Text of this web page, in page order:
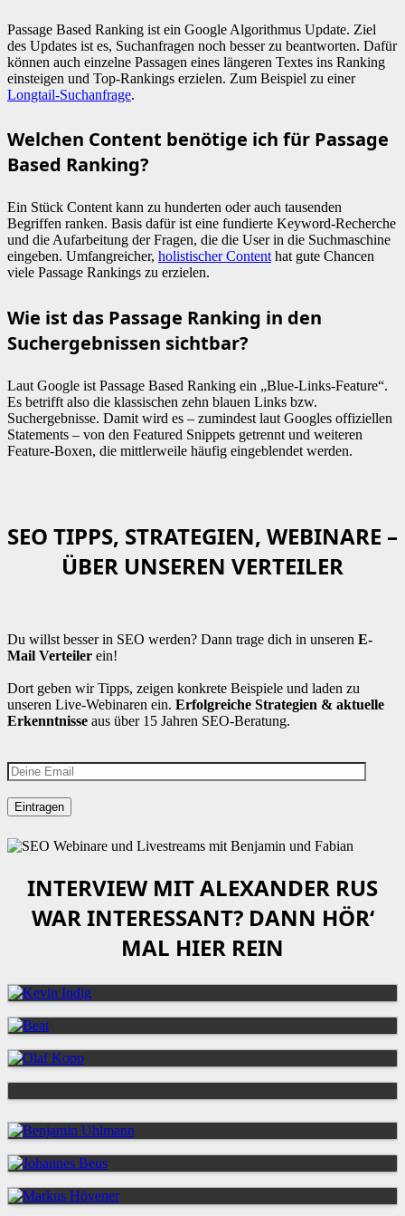
Passage Based Ranking ist ein Google Algorithmus Update. Ziel
des Updates ist es, Suchanfragen noch besser zu beantworten. Dafür
können auch einzelne Passagen eines längeren Textes ins Ranking
einsteigen und Top-Rankings erzielen. Zum Beispiel zu einer
Longtail-Suchanfrage.
Welchen Content benötige ich für Passage
Based Ranking?
Ein Stück Content kann zu hunderten oder auch tausenden
Begriffen ranken. Basis dafür ist eine fundierte Keyword-Recherche
und die Aufarbeitung der Fragen, die die User in die Suchmaschine
eingeben. Umfangreicher, holistischer Content hat gute Chancen
viele Passage Rankings zu erzielen.
Wie ist das Passage Ranking in den
Suchergebnissen sichtbar?
Laut Google ist Passage Based Ranking ein „Blue-Links-Feature“.
Es betrifft also die klassischen zehn blauen Links bzw.
Suchergebnisse. Damit wird es – zumindest laut Googles offiziellen
Statements – von den Featured Snippets getrennt und weiteren
Feature-Boxen, die mittlerweile häufig eingeblendet werden.
SEO TIPPS, STRATEGIEN, WEBINARE –
ÜBER UNSEREN VERTEILER
Du willst besser in SEO werden? Dann trage dich in unseren E-
Mail Verteiler ein!
Dort geben wir Tipps, zeigen konkrete Beispiele und laden zu
unseren Live-Webinaren ein. Erfolgreiche Strategien & aktuelle
Erkenntnisse aus über 15 Jahren SEO-Beratung.
INTERVIEW MIT ALEXANDER RUS
WAR INTERESSANT? DANN HÖR‘
MAL HIER REIN